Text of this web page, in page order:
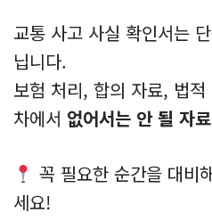
교통 사고 사실 확인서는
닙니다.
보험 처리, 합의 자료, 법
차에서 없어서는 안 될 자료
꼭 필요한 순간을 대비
세요!